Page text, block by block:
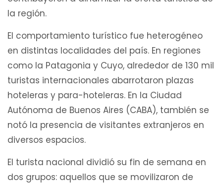
la región.
El comportamiento turístico fue heterogéneo
en distintas localidades del país. En regiones
como la Patagonia y Cuyo, alrededor de 130 mil
turistas internacionales abarrotaron plazas
hoteleras y para-hoteleras. En la Ciudad
Autónoma de Buenos Aires (CABA), también se
notó la presencia de visitantes extranjeros en
diversos espacios.
El turista nacional dividió su fin de semana en
dos grupos: aquellos que se movilizaron de